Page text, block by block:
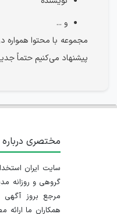
و ...
مجموعه با محتوا
پیشنهاد می‌کنیم حتماً
مختصری
گروهی و روزانه
مرجع بروز
همکاران ما